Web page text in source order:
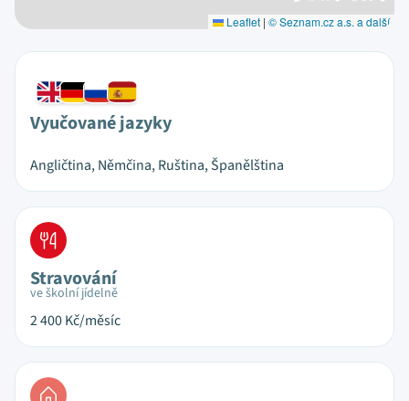
Leaflet | © Seznam.cz a.s. a další
Vyučované jazyky
Angličtina, Němčina, Ruština, Španělština
Stravování
ve školní jídelně
2 400Kč/měsíc